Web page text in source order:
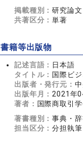
掲載種別：研究論
共著区分：単著
書籍等出版物
記述言語： 日本語
タイトル： 国際ビ
出版者・発行元：
出版年月： 2021年
著者： 国際商取引
著書種別：事典・
担当区分：分担執筆